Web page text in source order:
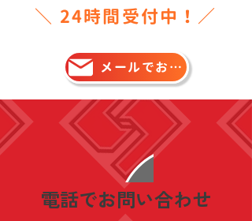
＼ 24時間受付中！／
メールでお問い合わせ
​電話でお問い合わせ